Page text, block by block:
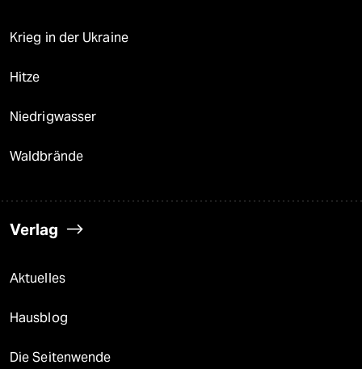
Krieg in der Ukraine
Hitze
Niedrigwasser
Waldbrände
Verlag
Aktuelles
Hausblog
Die Seitenwende